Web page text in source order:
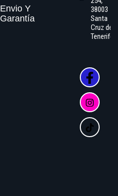
Envio Y
Garantía
38003
Santa
Cruz de
Tenerife